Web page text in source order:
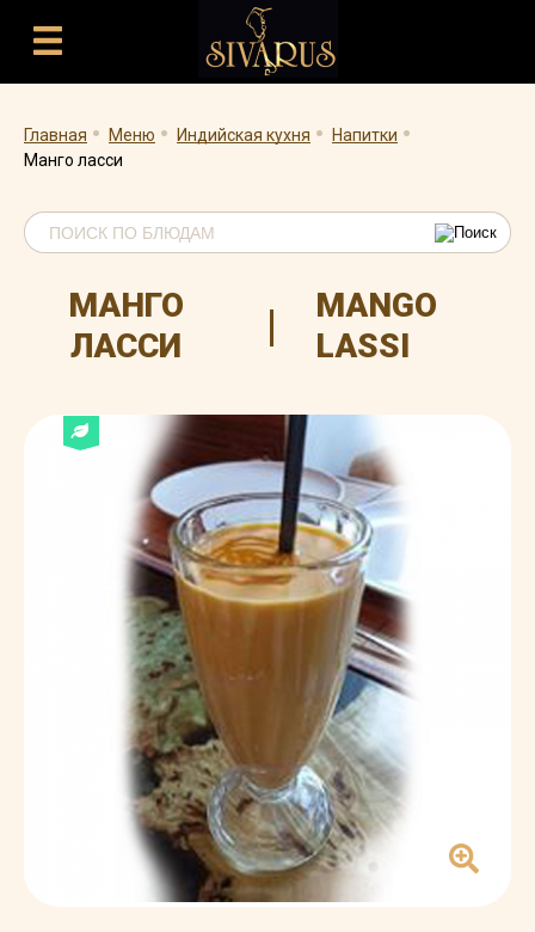
Главная . Меню . Индийская кухня . Напитки .
Манго ласси
МАНГО
ЛАССИ
|
MANGO
LASSI